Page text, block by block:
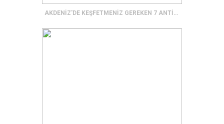
AKDENİZ'DE KEŞFETMENİZ GEREKEN 7 ANTİK KENT